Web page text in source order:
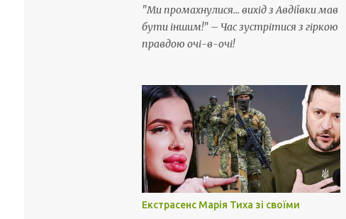
"Ми промахнулися... вихід з Авдіївки мав
бути іншим!" – Час зустрітися з гіркою
правдою очі-в-очі!
Екстрасенс Марія Тиха зі своїми